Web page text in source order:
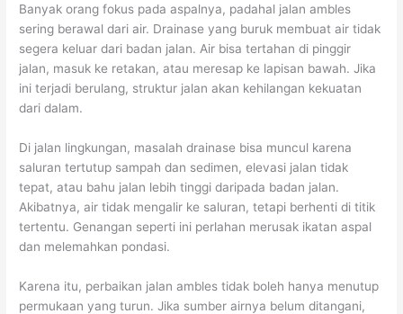
Banyak orang fokus pada aspalnya, padahal jalan ambles
sering berawal dari air. Drainase yang buruk membuat air tidak
segera keluar dari badan jalan. Air bisa tertahan di pinggir
jalan, masuk ke retakan, atau meresap ke lapisan bawah. Jika
ini terjadi berulang, struktur jalan akan kehilangan kekuatan
dari dalam.
Di jalan lingkungan, masalah drainase bisa muncul karena
saluran tertutup sampah dan sedimen, elevasi jalan tidak
tepat, atau bahu jalan lebih tinggi daripada badan jalan.
Akibatnya, air tidak mengalir ke saluran, tetapi berhenti di titik
tertentu. Genangan seperti ini perlahan merusak ikatan aspal
dan melemahkan pondasi.
Karena itu, perbaikan jalan ambles tidak boleh hanya menutup
permukaan yang turun. Jika sumber airnya belum ditangani,